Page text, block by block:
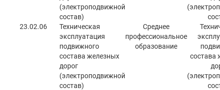
(электроподвижной
состав)
23.02.06
Техническая
эксплуатация
подвижного
состава железных
дорог
(электроподвижной
состав)
Среднее
профессиональное
образование
состава